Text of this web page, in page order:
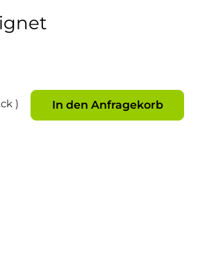
ein oder benutze die Schaltflächen um die
) In den Anfragekorb